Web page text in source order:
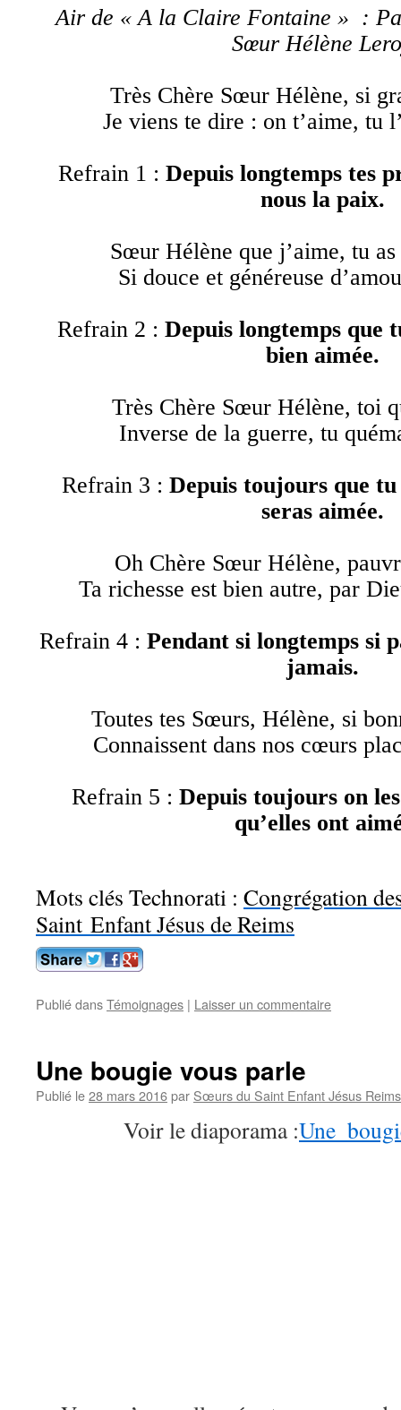
Air de « A la Claire Fontaine » :
Sœur Hélène
Très Chère Sœur Hélène, si
Je viens te dire : on t’aime, tu
Refrain 1 : Depuis longtemps tes
nous la paix.
Sœur Hélène que j’aime, tu
Si douce et généreuse
Refrain 2 : Depuis longtemps que
bien aimée.
Très Chère Sœur Hélène, toi
Inverse de la guerre, tu
Refrain 3 : Depuis toujours que
seras aimée.
Oh Chère Sœur Hélène,
Ta richesse est bien autre, par
Refrain 4 : Pendant si longtemps si
jamais.
Toutes tes Sœurs, Hélène, si
Connaissent dans nos cœurs
Refrain 5 : Depuis toujours on
qu’elles ont
Mots clés Technorati : Congrégation
Saint Enfant Jésus de Reims
Publié dansTémoignages | Laisser un commentaire
Une bougie vous parle
Publié le28 mars 2016par Sœurs du Saint Enfant Jésus Reims
Voir le diaporama :